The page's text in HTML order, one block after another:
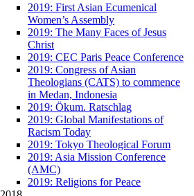
2019: First Asian Ecumenical
Women’s Assembly
2019: The Many Faces of Jesus
Christ
2019: CEC Paris Peace Conference
2019: Congress of Asian
Theologians (CATS) to commence
in Medan, Indonesia
2019: Ökum. Ratschlag
2019: Global Manifestations of
Racism Today
2019: Tokyo Theological Forum
2019: Asia Mission Conference
(AMC)
2019: Religions for Peace